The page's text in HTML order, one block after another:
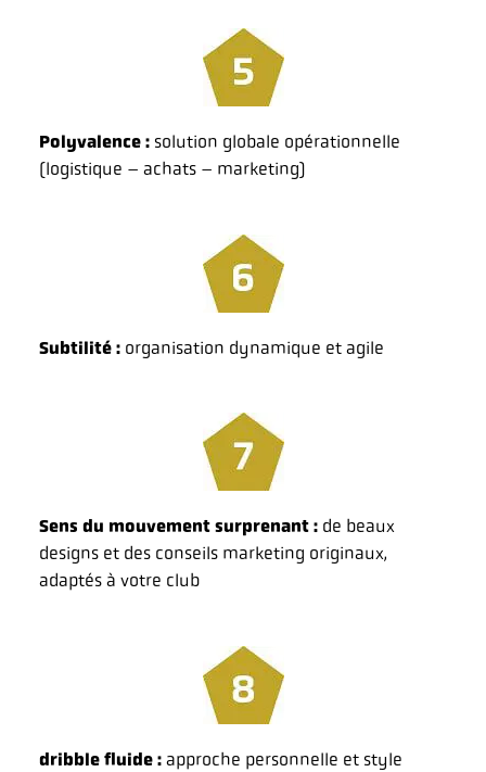
Polyvalence : solution globale opérationnelle
(logistique – achats – marketing)
Subtilité : organisation dynamique et agile
Sens du mouvement surprenant : de beaux
designs et des conseils marketing originaux,
adaptés à votre club
dribble fluide :approche personnelle et style